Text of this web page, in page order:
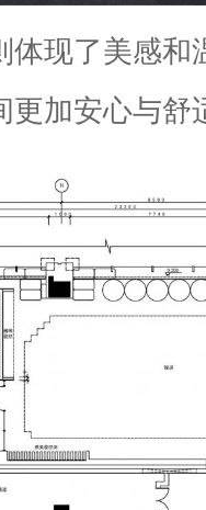
体现了美感和
更加安心与舒